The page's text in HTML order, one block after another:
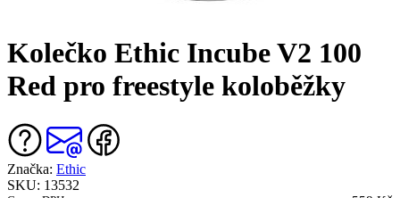
Kolečko Ethic Incube V2 100
Red pro freestyle koloběžky
Značka: Ethic
SKU: 13532